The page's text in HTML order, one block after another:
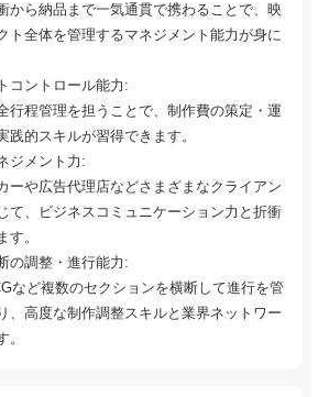
から納品まで一気通貫で携わることで、映
ト全体を管理するマネジメント能力が身に
コントロール能力:
行程管理を担うことで、制作費の策定・運
践的スキルが習得できます。
ジメント力:
ーや広告代理店などさまざまなクライアン
て、ビジネスコミュニケーション力と折衝
す。
の調整・進行能力:
など複数のセクションを横断して進行を管
、高度な制作調整スキルと業界ネットワー
。